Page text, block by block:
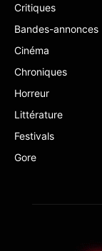
Critiques
Bandes-annonces
Cinéma
Chroniques
Horreur
Littérature
Festivals
Gore